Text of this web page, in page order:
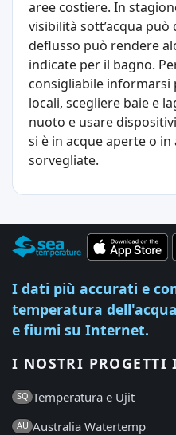
aree costiere. In
visibilità sott’acqua può
deflusso può rendere
indicate per il bagno.
consigliabile informarsi
locali, scegliere baie e
nuoto e usare
si è in acque aperte o in
sorvegliate.
I dati più accurati e
temperatura
e fiumi su Internet.
I NOSTRI PROGETTI
SQ Temperatura e Ujit
AU Australia Watertemp